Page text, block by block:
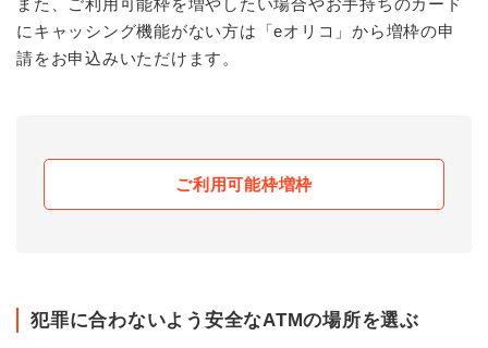
また、ご利用可能枠を増やしたい場合やお手持ちのカード
にキャッシング機能がない方は「eオリコ」から増枠の申
請をお申込みいただけます。
ご利用可能枠増枠
犯罪に合わないよう安全なATMの場所を選ぶ